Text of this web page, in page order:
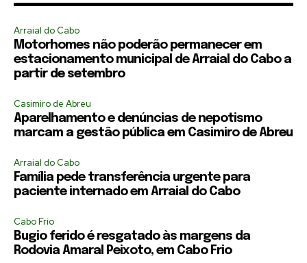
Arraial do Cabo
Motorhomes não poderão permanecer em
estacionamento municipal de Arraial do Cabo a
partir de setembro
Casimiro de Abreu
Aparelhamento e denúncias de nepotismo
marcam a gestão pública em Casimiro de Abreu
Arraial do Cabo
Família pede transferência urgente para
paciente internado em Arraial do Cabo
Cabo Frio
Bugio ferido é resgatado às margens da
Rodovia Amaral Peixoto, em Cabo Frio